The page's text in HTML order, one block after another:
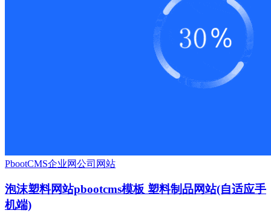
PbootCMS企业网公司网站
泡沫塑料网站pbootcms模板 塑料制品网站(自适应手
机端)